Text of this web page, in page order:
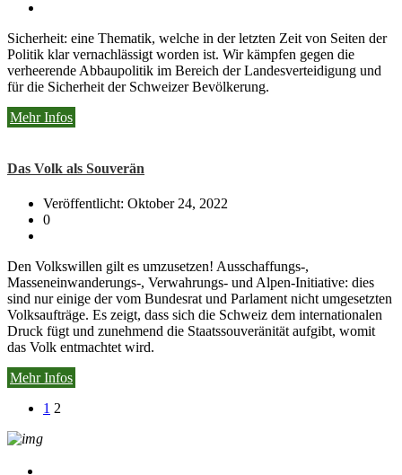
Sicherheit: eine Thematik, welche in der letzten Zeit von Seiten der
Politik klar vernachlässigt worden ist. Wir kämpfen gegen die
verheerende Abbaupolitik im Bereich der Landesverteidigung und
für die Sicherheit der Schweizer Bevölkerung.
Mehr Infos
Das Volk als Souverän
Veröffentlicht: Oktober 24, 2022
0
Den Volkswillen gilt es umzusetzen! Ausschaffungs-,
Masseneinwanderungs-, Verwahrungs- und Alpen-Initiative: dies
sind nur einige der vom Bundesrat und Parlament nicht umgesetzten
Volksaufträge. Es zeigt, dass sich die Schweiz dem internationalen
Druck fügt und zunehmend die Staatssouveränität aufgibt, womit
das Volk entmachtet wird.
Mehr Infos
1 2